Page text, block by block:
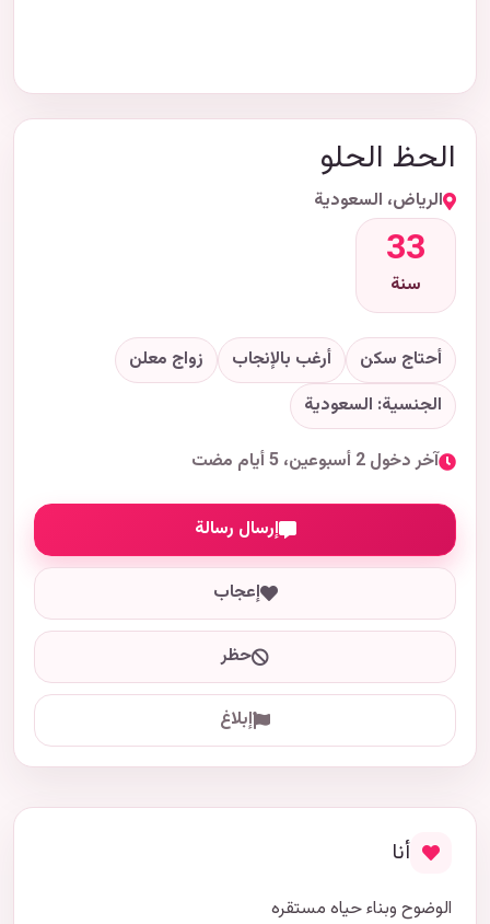
الحظ الحلو
الرياض، السعودية
33
سنة
أحتاج سكن أرغب بالإنجاب
زواج معلن
الجنسية: السعودية
آخر دخول 2 أسبوعين، 5 أيام مضت
إرسال رسالة
إعجاب
حظر
إبلاغ
أنا
الوضوح وبناء حياه مستقره